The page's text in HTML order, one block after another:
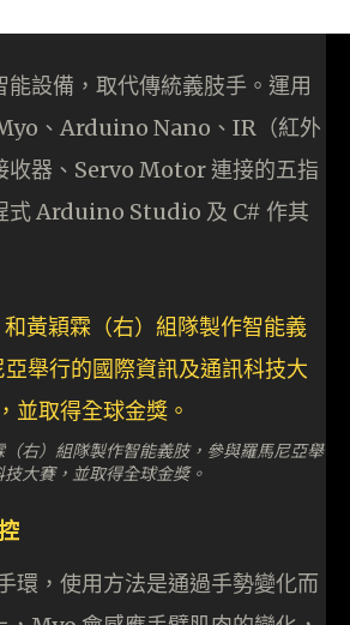
能設備，取代傳統義肢手。運用
、Arduino Nano、IR（紅外
收器、Servo Motor 連接的五指
式 Arduino Studio 及 C# 作其
右）組隊製作智能義肢，參與羅馬尼亞舉
大賽，並取得全球金獎。
環，使用方法是通過手勢變化而